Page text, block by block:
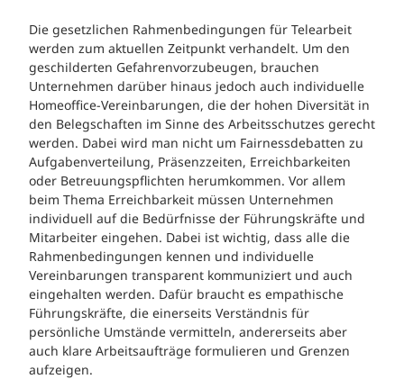
Die gesetzlichen Rahmenbedingungen für Telearbeit
werden zum aktuellen Zeitpunkt verhandelt. Um den
geschilderten Gefahrenvorzubeugen, brauchen
Unternehmen darüber hinaus jedoch auch individuelle
Homeoffice-Vereinbarungen, die der hohen Diversität in
den Belegschaften im Sinne des Arbeitsschutzes gerecht
werden. Dabei wird man nicht um Fairnessdebatten zu
Aufgabenverteilung, Präsenzzeiten, Erreichbarkeiten
oder Betreuungspflichten herumkommen. Vor allem
beim Thema Erreichbarkeit müssen Unternehmen
individuell auf die Bedürfnisse der Führungskräfte und
Mitarbeiter eingehen. Dabei ist wichtig, dass alle die
Rahmenbedingungen kennen und individuelle
Vereinbarungen transparent kommuniziert und auch
eingehalten werden. Dafür braucht es empathische
Führungskräfte, die einerseits Verständnis für
persönliche Umstände vermitteln, andererseits aber
auch klare Arbeitsaufträge formulieren und Grenzen
aufzeigen.